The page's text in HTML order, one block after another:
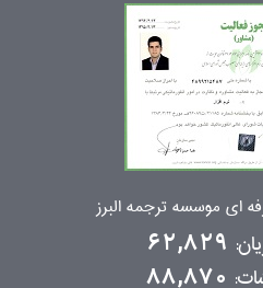
ای موسسه ترجمه البرز
62,829
88,870